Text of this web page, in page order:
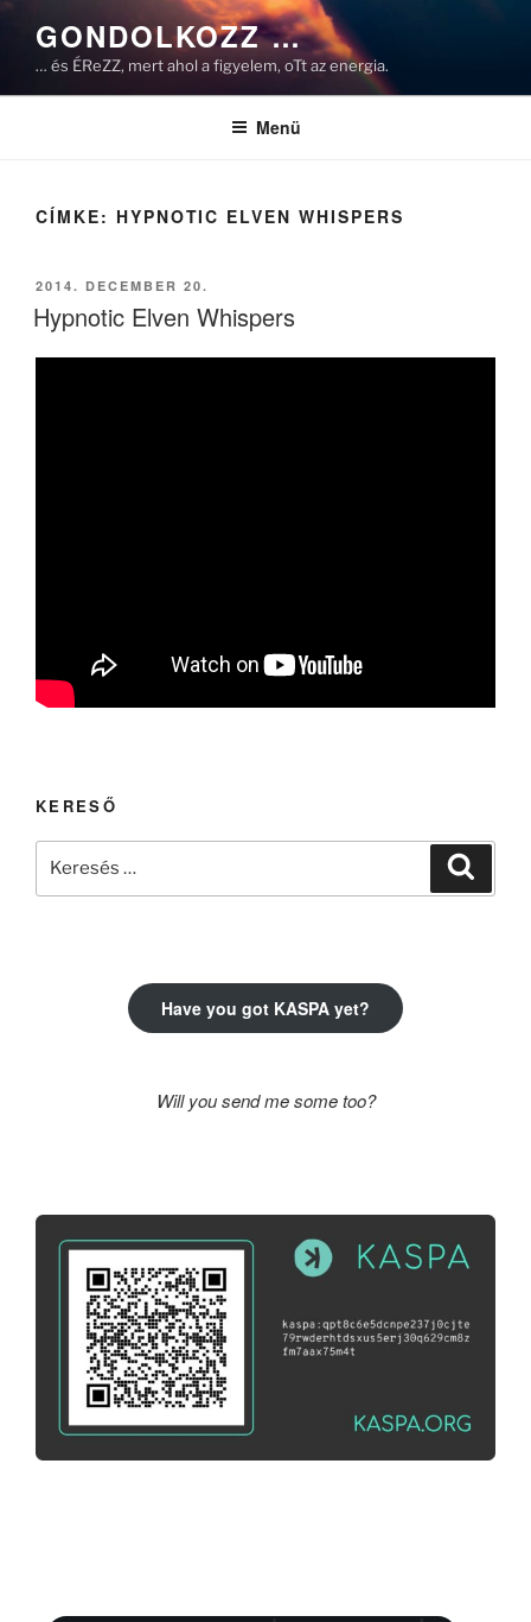
Tartalomhoz
GONDOLKOZZ …
… és ÉReZZ, mert ahol a figyelem, oTt az energia.
Menü
CÍMKE: HYPNOTIC ELVEN WHISPERS
BEKÜLDVE:
2014. DECEMBER 20.
Hypnotic Elven Whispers
KERESŐ
Keresés
Have you got KASPA yet?
Will you send me some too?